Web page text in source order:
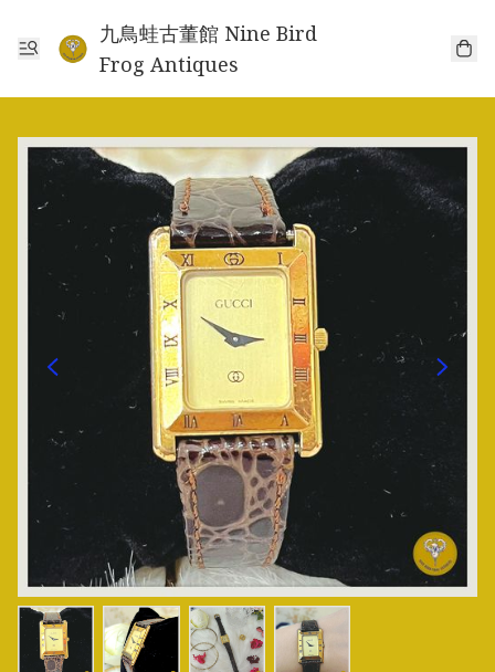
九鳥蛙古董館 Nine Bird
Frog Antiques